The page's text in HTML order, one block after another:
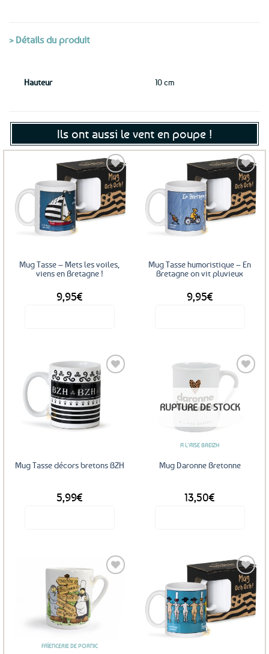
> Détails du produit
Hauteur 10 cm
Ils ont aussi le vent en poupe !
Ajouter
aux
favoris
Mug Tasse – Mets les voiles,
viens en Bretagne !
9,95€
Ajouter
aux
favoris
Mug Tasse humoristique – En
Bretagne on vit pluvieux
9,95€
Mug Tasse décors bretons BZH
5,99€
aux
RUPTURE DE STOCK
A L'AISE BREIZH
Mug Daronne Bretonne
13,50€
Ajouter
FAÏENCERIE DE PORNIC
Ajouter
aux
favoris